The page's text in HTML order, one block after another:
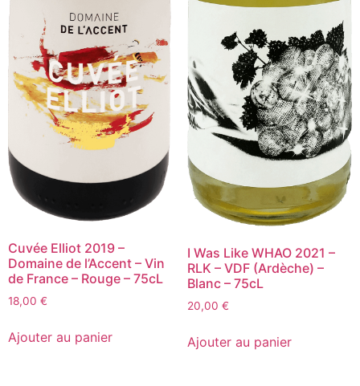
Cuvée Elliot 2019 –
Domaine de l’Accent – Vin
de France – Rouge – 75cL
18,00 €
de
Cuvée
Ajouter au panier
I Was Like WHAO 2021 –
RLK – VDF (Ardèche) –
Blanc – 75cL
20,00 €
de
I
Ajouter au panier